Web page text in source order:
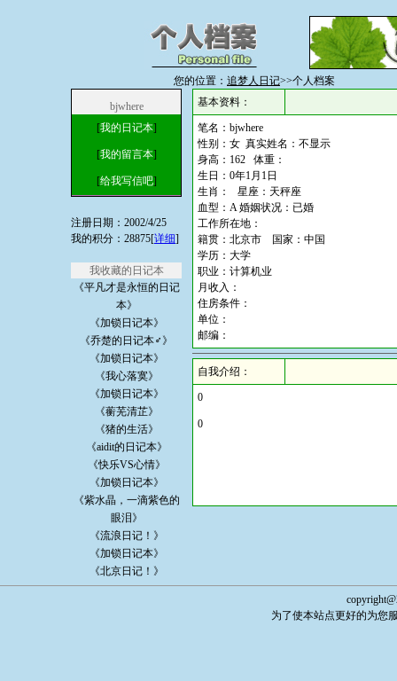
您的位置： 追梦人日记>>个人档案
bjwhere
[我的日记本]
[我的留言本]
[给我写信吧]
注册日期：2002/4/25
我的积分：28875[详细]
我收藏的日记本
《平凡才是永恒的日记
本》
《加锁日记本》
《乔楚的日记本♂》
《加锁日记本》
《我心落寞》
《加锁日记本》
《蘅芜清芷》
《猪的生活》
《aidit的日记本》
《快乐VS心情》
《加锁日记本》
《紫水晶，一滴紫色的
眼泪》
《流浪日记！》
《加锁日记本》
《北京日记！》
基本资料：
笔名：bjwhere
性别：女 真实姓名：不显示
身高：162 体重：
生日：0年1月1日
生肖： 星座：天秤座
血型：A 婚姻状况：已婚
工作所在地：
籍贯：北京市 国家：中国
学历：大学
职业：计算机业
月收入：
住房条件：
单位：
邮编：
自我介绍：
0
0
为了使本站点更好的为您